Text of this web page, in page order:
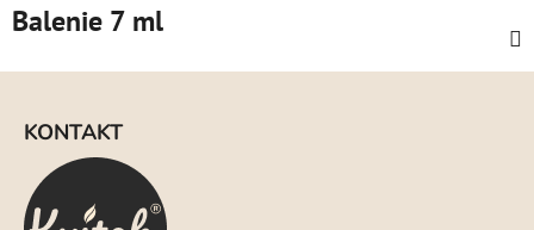
Balenie 7 ml
KONTAKT